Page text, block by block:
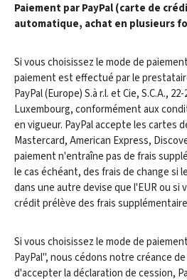
Paiement par PayPal (carte de
automatique, achat en plusieurs
Si vous choisissez le mode de
paiement est effectué par le
PayPal (Europe) S.à r.l. et Cie, S.C.A.,
Luxembourg, conformément aux
en vigueur. PayPal accepte les cartes
Mastercard, American Express,
paiement n'entraîne pas de frais
le cas échéant, des frais de change si
dans une autre devise que l'EUR ou
crédit prélève des frais
Si vous choisissez le mode de
PayPal", nous cédons notre créance
d'accepter la déclaration de cession,